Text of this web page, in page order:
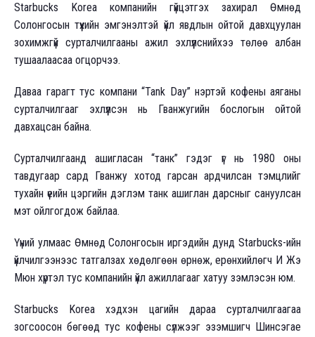
Starbucks Korea компанийн гүйцэтгэх захирал Өмнөд
Солонгосын түүхийн эмгэнэлтэй үйл явдлын ойтой давхцуулан
зохимжгүй сурталчилгааны ажил эхлүүлснийхээ төлөө албан
тушаалаасаа огцорчээ.
Даваа гарагт тус компани “Tank Day” нэртэй кофены аяганы
сурталчилгааг эхлүүлсэн нь Гванжугийн бослогын ойтой
давхацсан байна.
Сурталчилгаанд ашигласан “танк” гэдэг үг нь 1980 оны
тавдугаар сард Гванжу хотод гарсан ардчилсан тэмцлийг
тухайн үеийн цэргийн дэглэм танк ашиглан дарсныг сануулсан
мэт ойлгогдож байлаа.
Үүний улмаас Өмнөд Солонгосын иргэдийн дунд Starbucks-ийн
үйлчилгээнээс татгалзах хөдөлгөөн өрнөж, ерөнхийлөгч И Жэ
Мюн хүртэл тус компанийн үйл ажиллагааг хатуу зэмлэсэн юм.
Starbucks Korea хэдхэн цагийн дараа сурталчилгаагаа
зогсоосон бөгөөд тус кофены сүлжээг эзэмшигч Шинсэгае